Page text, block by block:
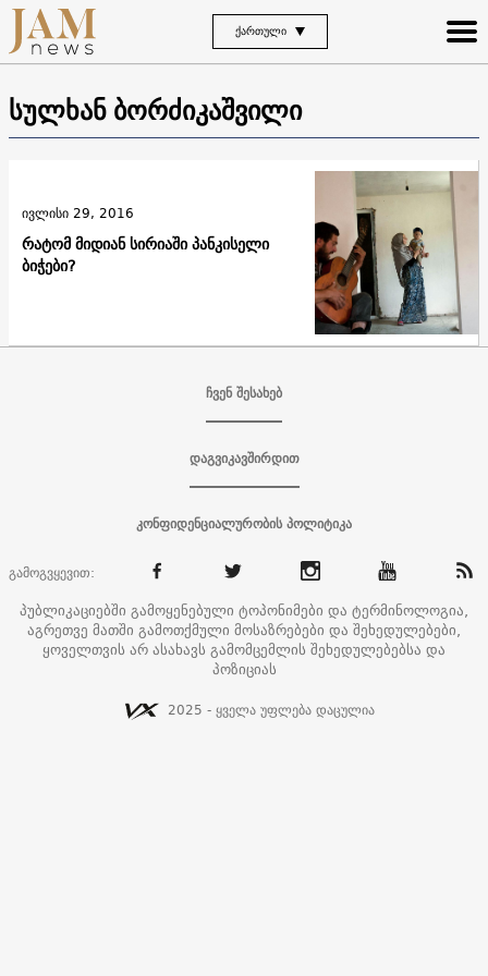
ᲥᲐᲠᲗᲣᲚᲘ
სულხან ბორძიკაშვილი
რატომ მიდიან სირიაში პანკისელი
ბიჭები?
ივლისი 29, 2016
ჩვენ შესახებ
დაგვიკავშირდით
კონფიდენციალურობის პოლიტიკა
გამოგვყევით:
პუბლიკაციებში გამოყენებული ტოპონიმები და ტერმინოლოგია,
აგრეთვე მათში გამოთქმული მოსაზრებები და შეხედულებები,
ყოველთვის არ ასახავს გამომცემლის შეხედულებებსა და
პოზიციას
2025 - ყველა უფლება დაცულია